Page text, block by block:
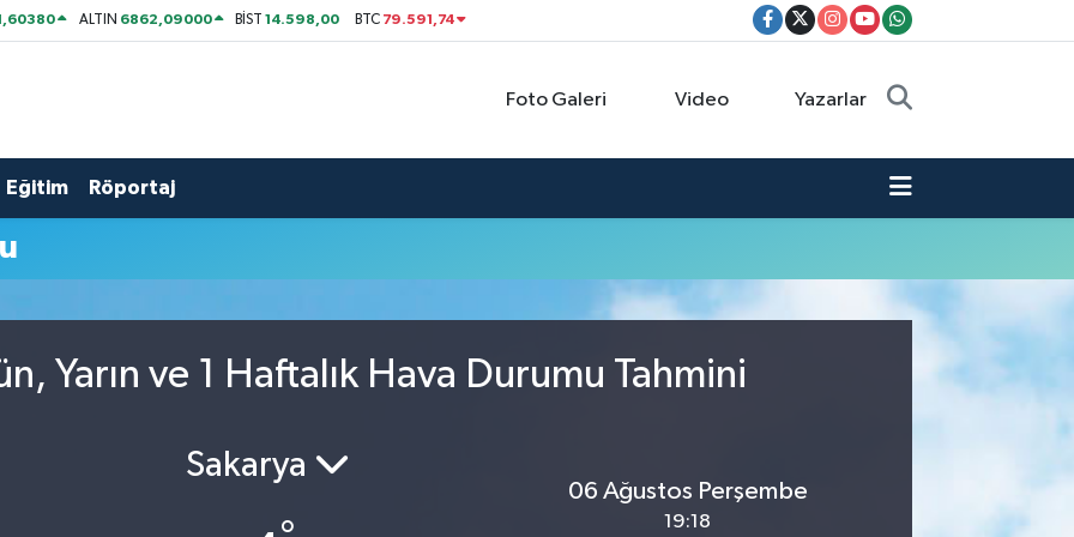
ALTIN 6862,09000 BİST14.598,00 BTC 79.591,74
Foto Galeri Video Yazarlar
Eğitim Röportaj
Yarın ve 1 Haftalık Hava Durumu Tahmini
Sakarya
06 Ağustos Perşembe
19:18